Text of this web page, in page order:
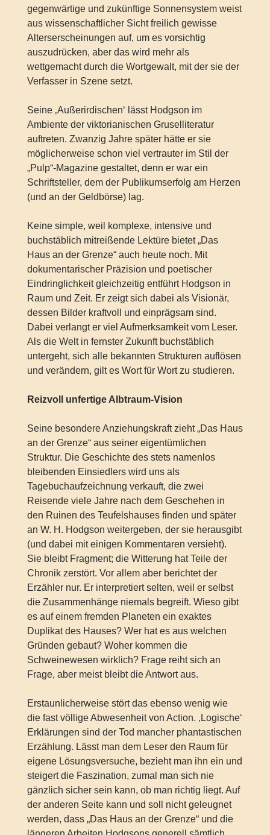
gegenwärtige und zukünftige Sonnensystem weist
aus wissenschaftlicher Sicht freilich gewisse
Alterserscheinungen auf, um es vorsichtig
auszudrücken, aber das wird mehr als
wettgemacht durch die Wortgewalt, mit der sie der
Verfasser in Szene setzt.
Seine ‚Außerirdischen‘ lässt Hodgson im
Ambiente der viktorianischen Gruselliteratur
auftreten. Zwanzig Jahre später hätte er sie
möglicherweise schon viel vertrauter im Stil der
„Pulp“-Magazine gestaltet, denn er war ein
Schriftsteller, dem der Publikumserfolg am Herzen
(und an der Geldbörse) lag.
Keine simple, weil komplexe, intensive und
buchstäblich mitreißende Lektüre bietet „Das
Haus an der Grenze“ auch heute noch. Mit
dokumentarischer Präzision und poetischer
Eindringlichkeit gleichzeitig entführt Hodgson in
Raum und Zeit. Er zeigt sich dabei als Visionär,
dessen Bilder kraftvoll und einprägsam sind.
Dabei verlangt er viel Aufmerksamkeit vom Leser.
Als die Welt in fernster Zukunft buchstäblich
untergeht, sich alle bekannten Strukturen auflösen
und verändern, gilt es Wort für Wort zu studieren.
Reizvoll unfertige Albtraum-Vision
Seine besondere Anziehungskraft zieht „Das Haus
an der Grenze“ aus seiner eigentümlichen
Struktur. Die Geschichte des stets namenlos
bleibenden Einsiedlers wird uns als
Tagebuchaufzeichnung verkauft, die zwei
Reisende viele Jahre nach dem Geschehen in
den Ruinen des Teufelshauses finden und später
an W. H. Hodgson weitergeben, der sie herausgibt
(und dabei mit einigen Kommentaren versieht).
Sie bleibt Fragment; die Witterung hat Teile der
Chronik zerstört. Vor allem aber berichtet der
Erzähler nur. Er interpretiert selten, weil er selbst
die Zusammenhänge niemals begreift. Wieso gibt
es auf einem fremden Planeten ein exaktes
Duplikat des Hauses? Wer hat es aus welchen
Gründen gebaut? Woher kommen die
Schweinewesen wirklich? Frage reiht sich an
Frage, aber meist bleibt die Antwort aus.
Erstaunlicherweise stört das ebenso wenig wie
die fast völlige Abwesenheit von Action. ‚Logische‘
Erklärungen sind der Tod mancher phantastischen
Erzählung. Lässt man dem Leser den Raum für
eigene Lösungsversuche, bezieht man ihn ein und
steigert die Faszination, zumal man sich nie
gänzlich sicher sein kann, ob man richtig liegt. Auf
der anderen Seite kann und soll nicht geleugnet
werden, dass „Das Haus an der Grenze“ und die